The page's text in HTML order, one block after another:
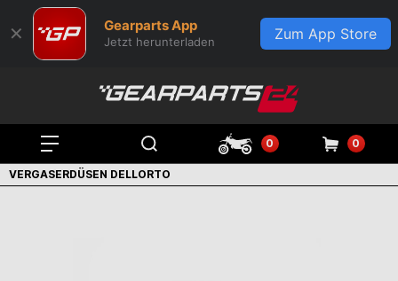
✕ Gearparts App
Jetzt herunterladen Zum App Store
0 0
VERGASERDÜSEN DELLORTO